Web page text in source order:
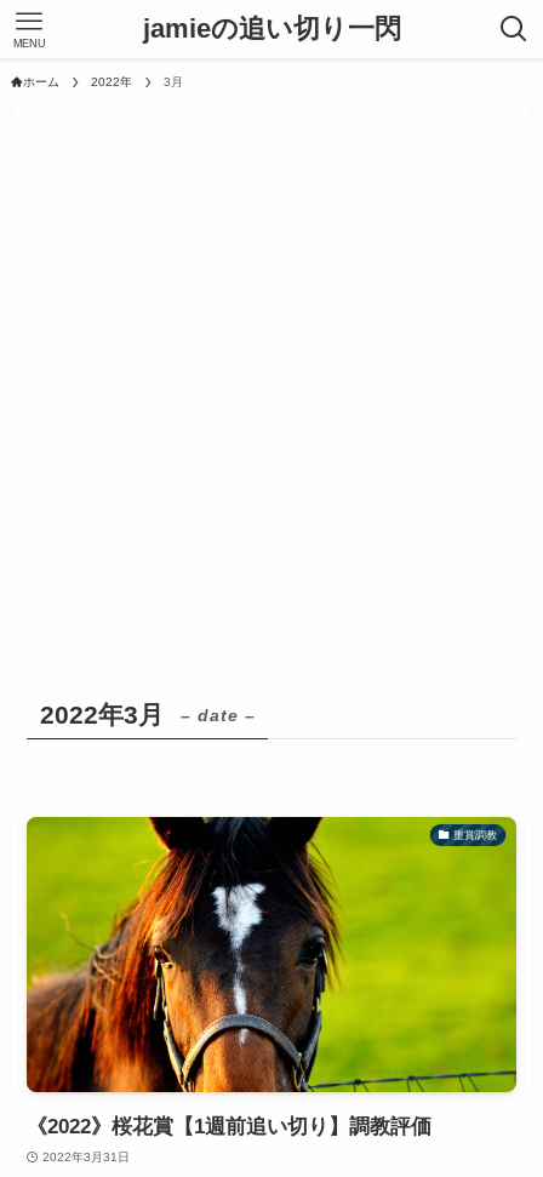
jamieの追い切り一閃
MENU
ホーム 2022年 3月
2022年3月 – date –
重賞調教
《2022》桜花賞【1週前追い切り】調教評価
2022年3月31日